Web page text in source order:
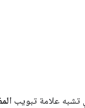
تشبه علامة تبويب